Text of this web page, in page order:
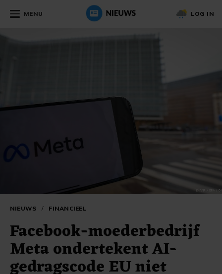
MENU LOG IN
NIEUWS / FINANCIEEL
Facebook-moederbedrijf
Meta ondertekent AI-
gedragscode EU niet